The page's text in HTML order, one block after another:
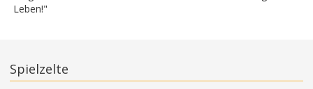
Leben!"
Spielzelte